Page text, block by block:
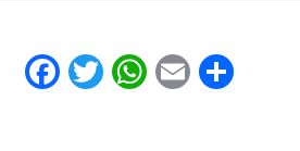
Facebook
Twitter
WhatsApp
Email